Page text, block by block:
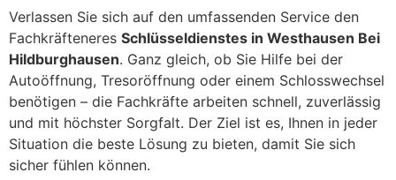
Verlassen Sie sich auf den umfassenden Service den
Fachkräfteneres Schlüsseldienstes in Westhausen Bei
Hildburghausen. Ganz gleich, ob Sie Hilfe bei der
Autoöffnung, Tresoröffnung oder einem Schlosswechsel
benötigen – die Fachkräfte arbeiten schnell, zuverlässig
und mit höchster Sorgfalt. Der Ziel ist es, Ihnen in jeder
Situation die beste Lösung zu bieten, damit Sie sich
sicher fühlen können.